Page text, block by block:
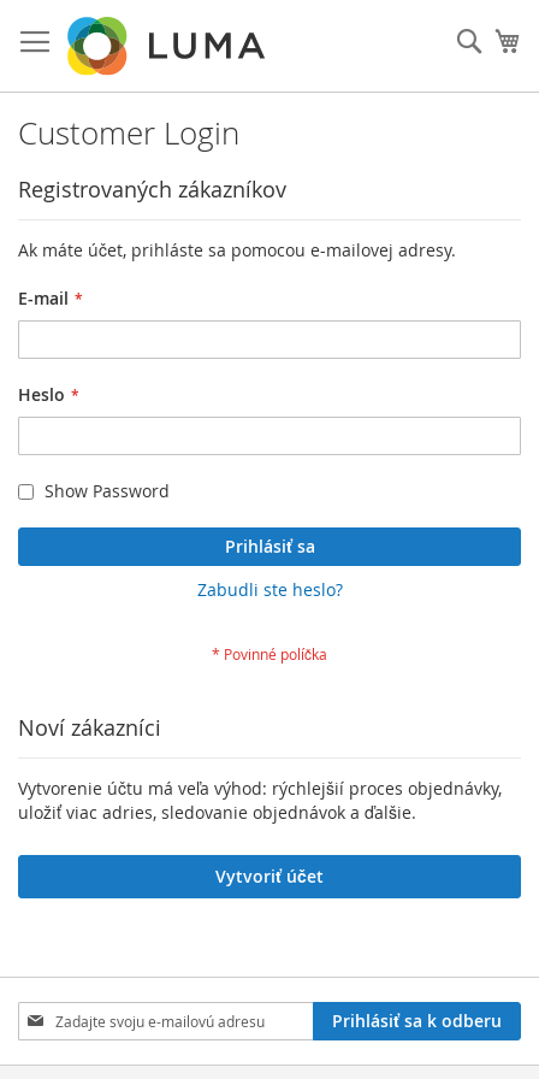
na
obsah
Customer Login
Registrovaných zákazníkov
Ak máte účet, prihláste sa pomocou e-mailovej adresy.
E-mail
Heslo
Show Password
Prihlásiť sa
Zabudli ste heslo?
Noví zákazníci
Vytvorenie účtu má veľa výhod: rýchlejšií proces objednávky,
uložiť viac adries, sledovanie objednávok a ďalšie.
Vytvoriť účet
Zaregistrujte
sa
na
Prihlásiť sa k odberu